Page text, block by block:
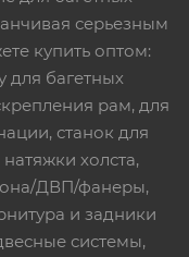
серьезным
купить оптом:
для багетных
рам, для
станок для
холста,
ДВП/фанеры,
и задники
системы,